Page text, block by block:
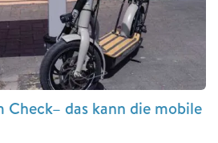
Check– das kann die mobile